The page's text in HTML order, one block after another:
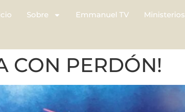
Sobre Emmanuel TV Ministerios
CON PERDÓN!